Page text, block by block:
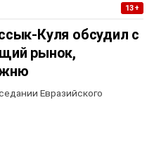
13+
Куля обсудил с
рынок,
Евразийского